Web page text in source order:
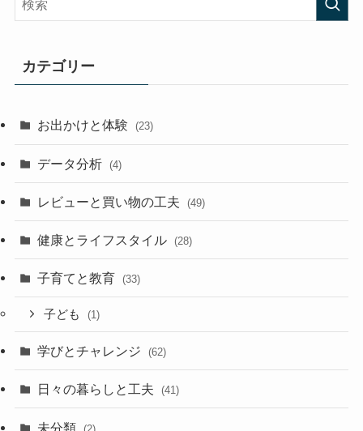
カテゴリー
お出かけと体験 (23)
データ分析 (4)
レビューと買い物の工夫 (49)
健康とライフスタイル (28)
子育てと教育 (33)
子ども (1)
学びとチャレンジ (62)
日々の暮らしと工夫 (41)
未分類